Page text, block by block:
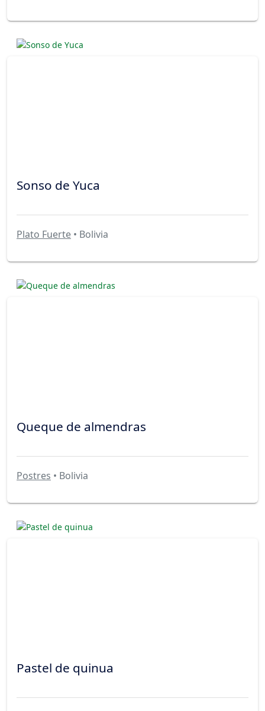
Sonso de Yuca
Plato Fuerte • Bolivia
Queque de almendras
Postres • Bolivia
Pastel de quinua